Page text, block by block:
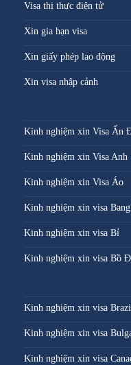
Visa thị thực điện tử
Xin gia hạn visa
Xin giấy phép lao động
Xin visa nhập cảnh
Kinh nghiệm xin Visa Ấn
Kinh nghiệm xin Visa Anh
Kinh nghiệm xin Visa Áo
Kinh nghiệm xin visa
Kinh nghiệm xin visa Bỉ
Kinh nghiệm xin visa Bồ
Kinh nghiệm xin visa
Kinh nghiệm xin visa
Kinh nghiệm xin visa